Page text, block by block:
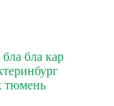
бла кар
тюмень